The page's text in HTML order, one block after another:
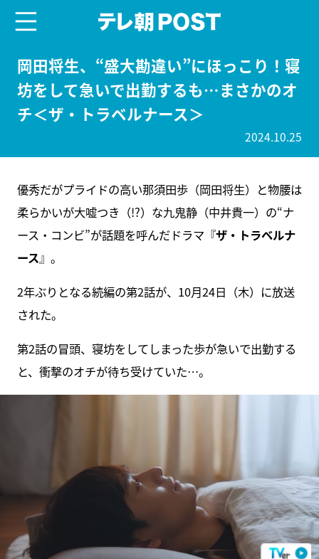
岡田将生、“盛大勘違い”にほっこり！寝
坊をして急いで出勤するも…まさかのオ
チ＜ザ・トラベルナース＞
2024.10.25
優秀だがプライドの高い那須田歩（岡田将生）と物腰は
柔らかいが大嘘つき（!?）な九鬼静（中井貴一）の“ナ
ース・コンビ”が話題を呼んだドラマ『ザ・トラベルナ
ース』。
2年ぶりとなる続編の第2話が、10月24日（木）に放送
された。
第2話の冒頭、寝坊をしてしまった歩が急いで出勤する
と、衝撃のオチが待ち受けていた…。